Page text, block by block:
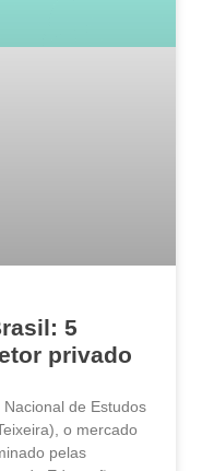
5
privado
de Estudos
o mercado
pelas